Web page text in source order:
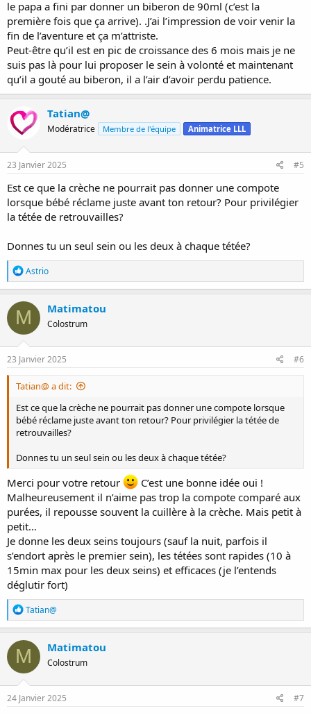
le papa a fini par donner un biberon de 90ml (c’est la
première fois que ça arrive). .J’ai l’impression de voir venir la
fin de l’aventure et ça m’attriste.
Peut-être qu’il est en pic de croissance des 6 mois mais je ne
suis pas là pour lui proposer le sein à volonté et maintenant
qu’il a gouté au biberon, il a l’air d’avoir perdu patience.
Tatian@
Modératrice Membre de l'équipe Animatrice LLL
23 Janvier 2025 #5
Est ce que la crèche ne pourrait pas donner une compote
lorsque bébé réclame juste avant ton retour? Pour privilégier
la tétée de retrouvailles?
Donnes tu un seul sein ou les deux à chaque tétée?
R
é
a
c
t
i
o
n
s
Astrio
M Matimatou
Colostrum
23 Janvier 2025 #6
Tatian@ a dit:
Est ce que la crèche ne pourrait pas donner une compote lorsque
bébé réclame juste avant ton retour? Pour privilégier la tétée de
retrouvailles?
Donnes tu un seul sein ou les deux à chaque tétée?
Merci pour votre retour
C’est une bonne idée oui !
Malheureusement il n’aime pas trop la compote comparé aux
purées, il repousse souvent la cuillère à la crèche. Mais petit à
petit…
Je donne les deux seins toujours (sauf la nuit, parfois il
s’endort après le premier sein), les tétées sont rapides (10 à
15min max pour les deux seins) et efficaces (je l’entends
déglutir fort)
R
é
a
c
t
i
o
n
s
Tatian@
M Matimatou
Colostrum
24 Janvier 2025 #7